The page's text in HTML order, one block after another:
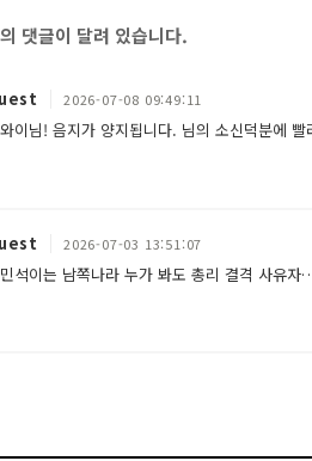
댓글이 달려 있습니다.
2026-07-08 09:49:11
이님! 음지가 양지됩니다. 님의 소신덕분에
2026-07-03 13:51:07
석이는 남쪽나라 누가 봐도 총리 결격 사유